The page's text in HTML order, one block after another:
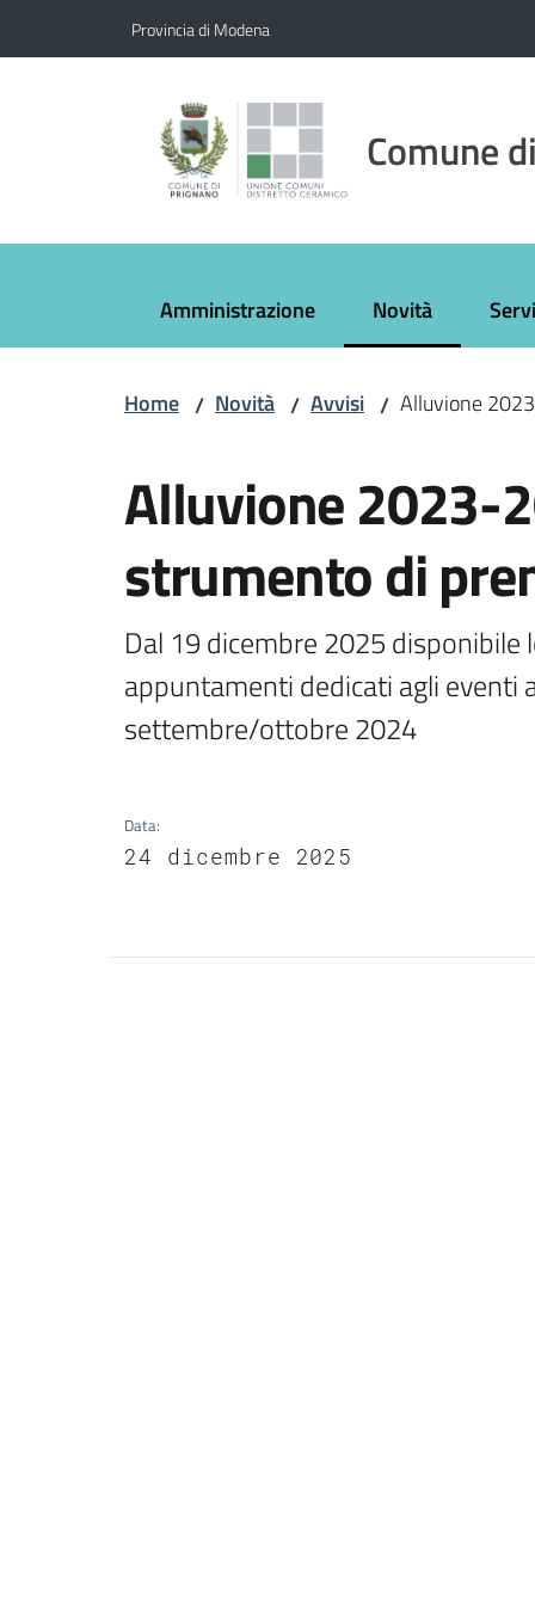
Provincia di Modena
Comune
Amministrazione Novità
Menu selezionato
Home / Novità / Avvisi / Alluvione
Alluvione 2023-
strumento di
Dal 19 dicembre 2025
appuntamenti dedicati agli eventi
settembre/ottobre 2024
Data:
24 dicembre 2025